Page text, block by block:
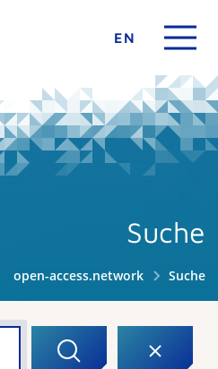
EN
Suche
open-access.network Suche